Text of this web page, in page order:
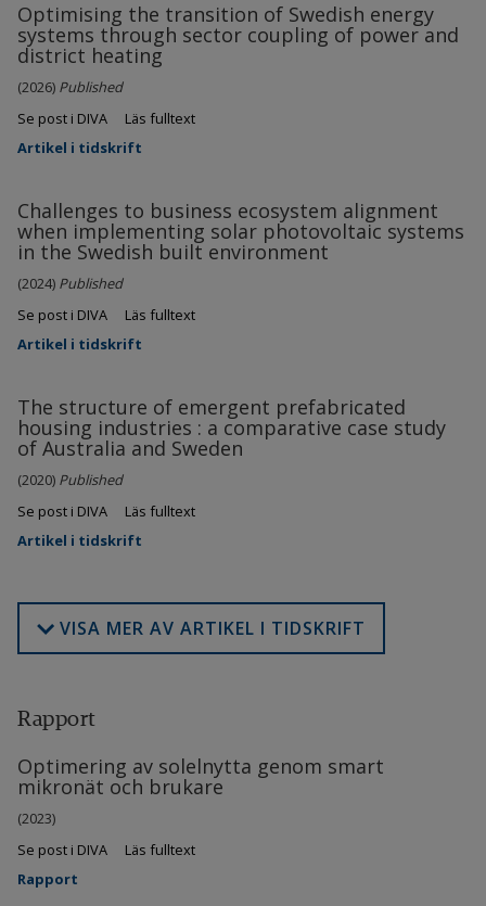
Optimising the transition of Swedish energy
systems through sector coupling of power and
district heating
(2026) Published
Se post i DIVA
Läs fulltext
Artikel i tidskrift
Challenges to business ecosystem alignment
when implementing solar photovoltaic systems
in the Swedish built environment
(2024) Published
Se post i DIVA
Läs fulltext
Artikel i tidskrift
The structure of emergent prefabricated
housing industries : a comparative case study
of Australia and Sweden
(2020) Published
Se post i DIVA
Läs fulltext
Artikel i tidskrift
VISA MER AV ARTIKEL I TIDSKRIFT
Rapport
Optimering av solelnytta genom smart
mikronät och brukare
(2023)
Se post i DIVA
Läs fulltext
Rapport